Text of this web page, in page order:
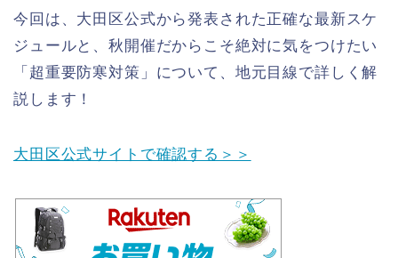
今回は、大田区公式から発表された正確な最新スケ
ジュールと、秋開催だからこそ絶対に気をつけたい
「超重要防寒対策」について、地元目線で詳しく解
説します！
大田区公式サイトで確認する＞＞